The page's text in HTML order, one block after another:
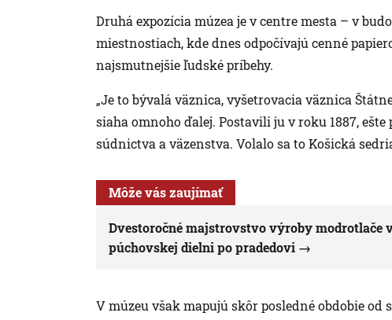
Druhá expozícia múzea je v centre mesta – v
miestnostiach, kde dnes odpočívajú cenné
najsmutnejšie ľudské príbehy.
„Je to bývalá väznica, vyšetrovacia väznica
siaha omnoho ďalej. Postavili ju v roku 1887,
súdnictva a väzenstva. Volalo sa to Košická
Môže vás zaujímať
Dvestoročné majstrovstvo výroby modrotlače
púchovskej dielni po pradedovi
V múzeu však mapujú skôr posledné obdobie od